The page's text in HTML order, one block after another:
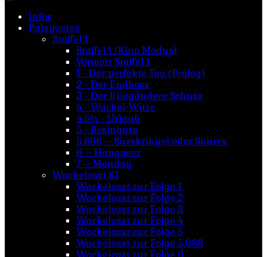
Infos
Patsyverse
Staffel 1
Staffel 1 (Kino Modus)
Vorwort Staffel 1
1 - Der perfekte Tag (Prolog)
2 - Der Endboss
3 - Der l(i)egändere Schuss
4 - Wackel-Witze
4.5¾ - Urlaub
5 - Rosinante
5.666 – Süsskringel oder Saures
6 – Hangover
7 – Monday
Wackelcast KI
Wackelcast zur Folge 1
Wackelcast zur Folge 2
Wackelcast zur Folge 3
Wackelcast zur Folge 4
Wackelcast zur Folge 5
Wackelcast zur Folge 5.666
Wackelcast zur Folge 6